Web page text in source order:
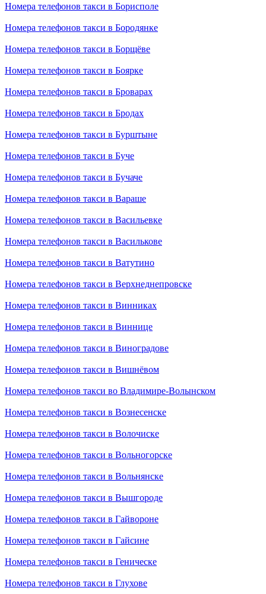
Номера телефонов такси в Борисполе
Номера телефонов такси в Бородянке
Номера телефонов такси в Борщёве
Номера телефонов такси в Боярке
Номера телефонов такси в Броварах
Номера телефонов такси в Бродах
Номера телефонов такси в Бурштыне
Номера телефонов такси в Буче
Номера телефонов такси в Бучаче
Номера телефонов такси в Вараше
Номера телефонов такси в Васильевке
Номера телефонов такси в Василькове
Номера телефонов такси в Ватутино
Номера телефонов такси в Верхнеднепровске
Номера телефонов такси в Винниках
Номера телефонов такси в Виннице
Номера телефонов такси в Виноградове
Номера телефонов такси в Вишнёвом
Номера телефонов такси во Владимире-Волынском
Номера телефонов такси в Вознесенске
Номера телефонов такси в Волочиске
Номера телефонов такси в Вольногорске
Номера телефонов такси в Вольнянске
Номера телефонов такси в Вышгороде
Номера телефонов такси в Гайвороне
Номера телефонов такси в Гайсине
Номера телефонов такси в Геническе
Номера телефонов такси в Глухове